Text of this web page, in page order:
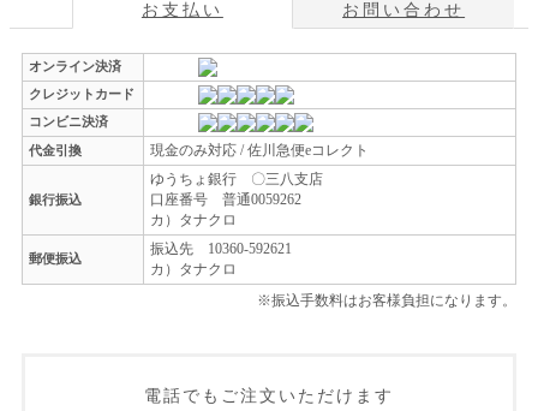
お支払い お問い合わせ
オンライン決済
クレジットカード
コンビニ決済
代金引換
現金のみ対応 / 佐川急便eコレクト
銀行振込
ゆうちょ銀行 〇三八支店
口座番号 普通0059262
カ）タナクロ
郵便振込
振込先 10360-592621
カ）タナクロ
※振込手数料はお客様負担になります。
電話でもご注文いただけます